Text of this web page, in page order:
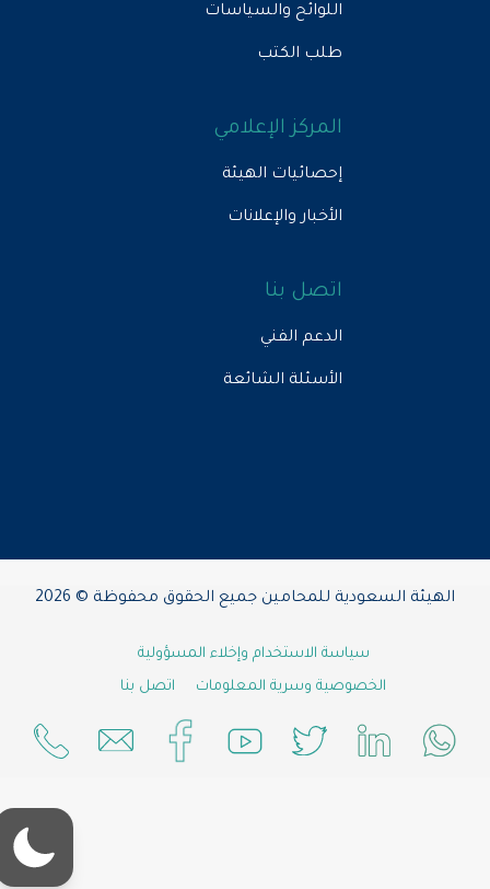
اللوائح والسياسات
طلب الكتب
المركز الإعلامي
إحصائيات الهيئة
الأخبار والإعلانات
اتصل بنا
الدعم الفني
الأسئلة الشائعة
الهيئة السعودية للمحامين جميع الحقوق محفوظة © 2026
سياسة الاستخدام وإخلاء المسؤولية
الخصوصية وسرية المعلومات
اتصل بنا